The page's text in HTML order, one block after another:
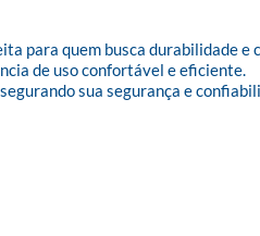
para quem busca durabilidade e
de uso confortável e eficiente.
sua segurança e